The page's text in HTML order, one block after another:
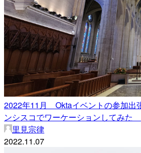
2022年11月 Oktaイベントの参加出
ンシスコでワーケーションしてみた
里見宗律
2022.11.07